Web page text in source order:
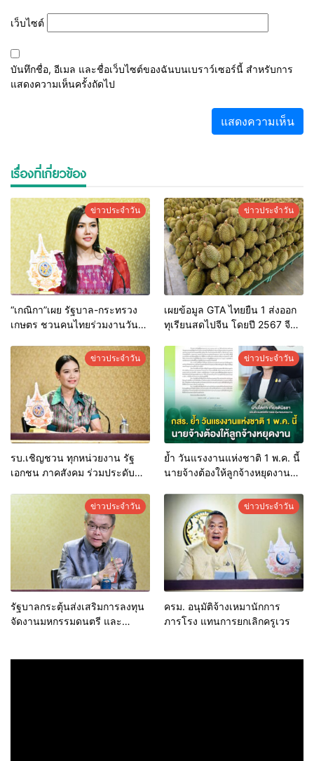
เว็บไซต์
บันทึกชื่อ, อีเมล และชื่อเว็บไซต์ของฉันบนเบราว์เซอร์นี้ สำหรับการ
แสดงความเห็นครั้งถัดไป
เรื่องที่เกี่ยวข้อง
ข่าวประจำวัน
“เกณิกา”เผย รัฐบาล-กระทรวง
เกษตร ชวนคนไทยร่วมงานวัน
สำนึกในพระมหากรุณาธิคุณ 4-6
ข่าวประจำวัน
เผยข้อมูล GTA ไทยยืน 1 ส่งออก
ทุเรียนสดไปจีน โดยปี 2567 จีน
เป็นมูลค่า 717 ล้านดอลลาร์ และ
มีแนวโน้มเพิ่มขึ้นต่อเนื่อง
ข่าวประจำวัน
รบ.เชิญชวน ทุกหน่วยงาน รัฐ
เอกชน ภาคสังคม ร่วมประดับ
พระบาทสมเด็จพระเจ้าอยู่หัว
และพระฉายาลักษณ์สมเด็จพระ
นางเจ้าฯ พระบรมราชินี
ข่าวประจำวัน
ย้ำ วันแรงงานแห่งชาติ 1 พ.ค. นี้
นายจ้างต้องให้ลูกจ้างหยุดงาน
ข่าวประจำวัน
รัฐบาลกระตุ้นส่งเสริมการลงทุน
จัดงานมหกรรมดนตรี และ
ข่าวประจำวัน
ครม. อนุมัติจ้างเหมานักการ
ภารโรง แทนการยกเลิกครูเวร